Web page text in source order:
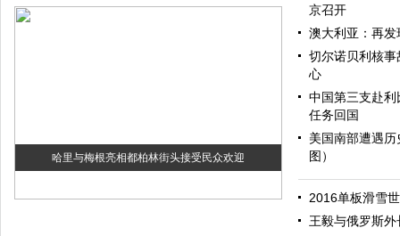
哈里与梅根亮相都柏林街头接受民众欢迎
京召开
澳大利亚：再
切尔诺贝利核
心
中国第三支赴
任务回国
美国南部遭遇
图）
2016单板滑雪
王毅与俄罗斯